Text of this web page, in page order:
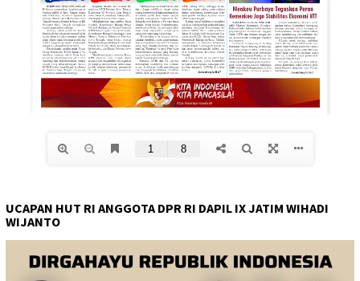
UCAPAN HUT RI ANGGOTA DPR RI DAPIL IX JATIM WIHADI
WIJANTO